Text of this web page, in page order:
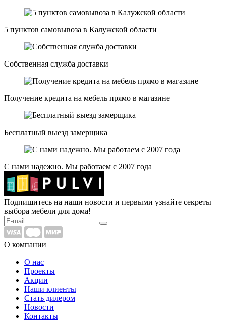
5 пунктов самовывоза в Калужской области
Собственная служба доставки
Получение кредита на мебель прямо в магазине
Бесплатный выезд замерщика
С нами надежно. Мы работаем с 2007 года
Подпишитесь на наши новости и первыми узнайте секреты
выбора мебели для дома!
О компании
О нас
Проекты
Акции
Наши клиенты
Стать дилером
Новости
Контакты